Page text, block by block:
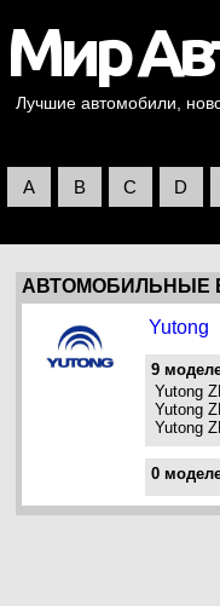
Лучшие автомобили,
A B C D
АВТОМОБИЛЬНЫЕ
Yutong
9
Yutong
Yutong
Yutong
0